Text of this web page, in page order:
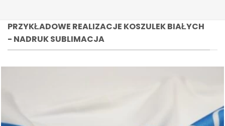
PRZYKŁADOWE REALIZACJE KOSZULEK BIAŁYCH
- NADRUK SUBLIMACJA